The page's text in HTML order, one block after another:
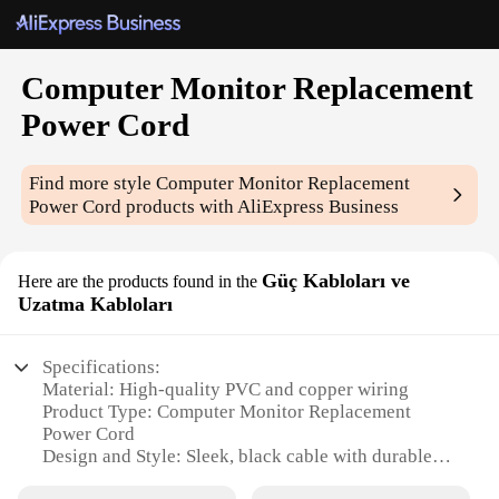
Computer Monitor Replacement
Power Cord
Find more styleComputer Monitor Replacement
Power Cord products with AliExpress Business
Here are the products found in the Güç Kabloları ve
Uzatma Kabloları
Specifications:
Material: High-quality PVC and copper wiring
Product Type: Computer Monitor Replacement
Power Cord
Design and Style: Sleek, black cable with durable